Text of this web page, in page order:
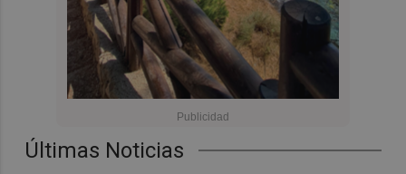
Últimas Noticias